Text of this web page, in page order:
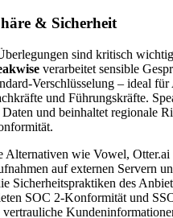
& Sicherheit
sind kritisch
verarbeitet sensible
Verschlüsselung – ideal für
und Führungskräfte.
und beinhaltet regionale
Alternativen wie Vowel,
auf externen Servern
Sicherheitspraktiken des
SOC 2-Konformität und
vertrauliche